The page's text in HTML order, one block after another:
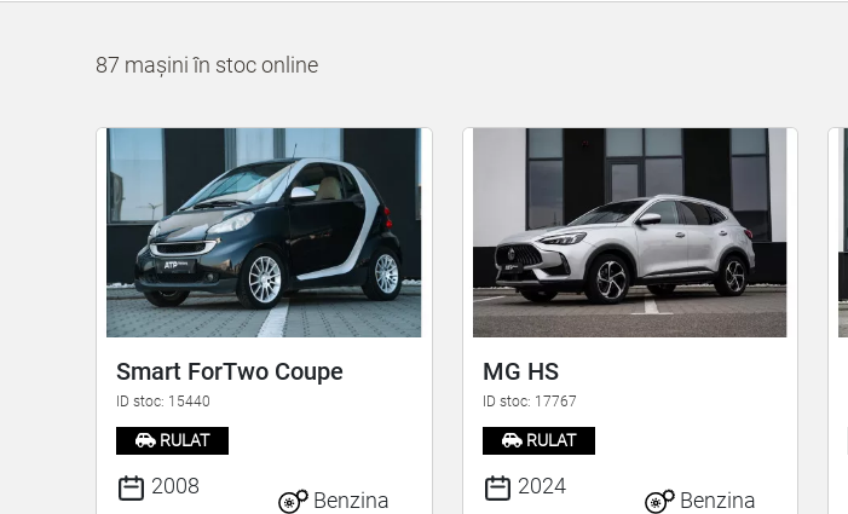
87 mașini în stoc online
Smart ForTwo Coupe
ID stoc: 15440
RULAT
2008
Benzina
MG HS
ID stoc: 17767
RULAT
2024
Benzina